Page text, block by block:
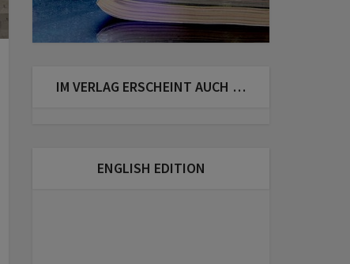
IM VERLAG ERSCHEINT AUCH …
ENGLISH EDITION